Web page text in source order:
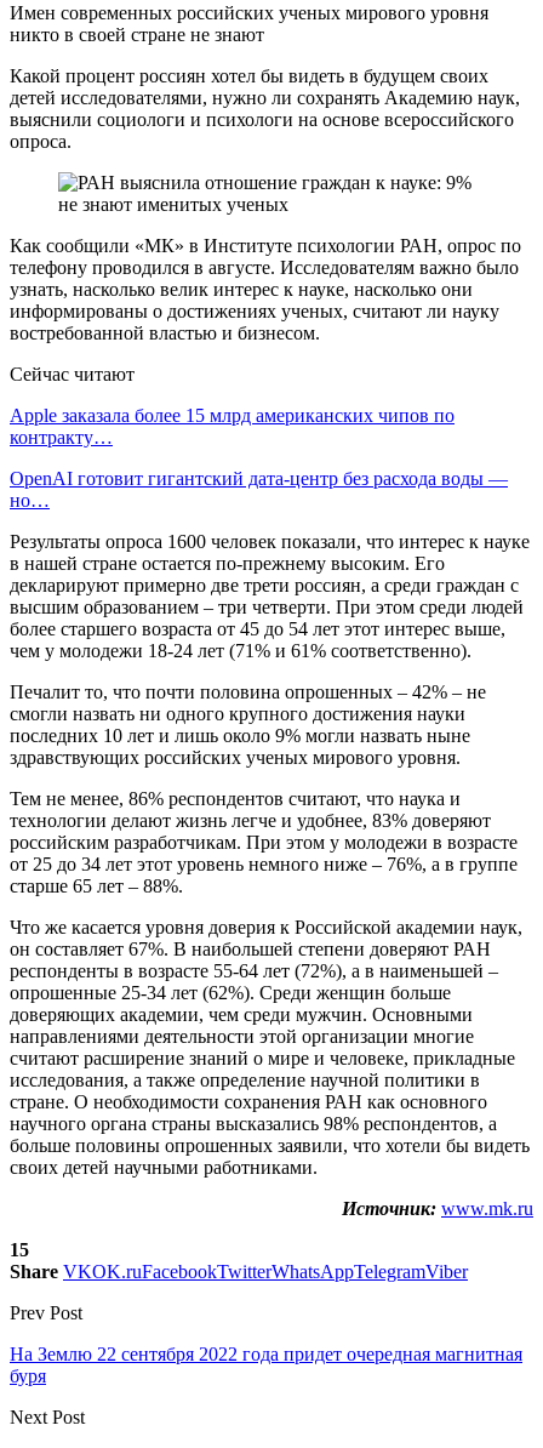
Имен современных российских ученых мирового уровня
никто в своей стране не знают
Какой процент россиян хотел бы видеть в будущем своих
детей исследователями, нужно ли сохранять Академию наук,
выяснили социологи и психологи на основе всероссийского
опроса.
Как сообщили «МК» в Институте психологии РАН, опрос по
телефону проводился в августе. Исследователям важно было
узнать, насколько велик интерес к науке, насколько они
информированы о достижениях ученых, считают ли науку
востребованной властью и бизнесом.
Сейчас читают
Apple заказала более 15 млрд американских чипов по
контракту…
OpenAI готовит гигантский дата-центр без расхода воды —
но…
Результаты опроса 1600 человек показали, что интерес к науке
в нашей стране остается по-прежнему высоким. Его
декларируют примерно две трети россиян, а среди граждан с
высшим образованием – три четверти. При этом среди людей
более старшего возраста от 45 до 54 лет этот интерес выше,
чем у молодежи 18-24 лет (71% и 61% соответственно).
Печалит то, что почти половина опрошенных – 42% – не
смогли назвать ни одного крупного достижения науки
последних 10 лет и лишь около 9% могли назвать ныне
здравствующих российских ученых мирового уровня.
Тем не менее, 86% респондентов считают, что наука и
технологии делают жизнь легче и удобнее, 83% доверяют
российским разработчикам. При этом у молодежи в возрасте
от 25 до 34 лет этот уровень немного ниже – 76%, а в группе
старше 65 лет – 88%.
Что же касается уровня доверия к Российской академии наук,
он составляет 67%. В наибольшей степени доверяют РАН
респонденты в возрасте 55-64 лет (72%), а в наименьшей –
опрошенные 25-34 лет (62%). Среди женщин больше
доверяющих академии, чем среди мужчин. Основными
направлениями деятельности этой организации многие
считают расширение знаний о мире и человеке, прикладные
исследования, а также определение научной политики в
стране. О необходимости сохранения РАН как основного
научного органа страны высказались 98% респондентов, а
больше половины опрошенных заявили, что хотели бы видеть
своих детей научными работниками.
Источник: www.mk.ru
15
Share VKOK.ruFacebookTwitterWhatsAppTelegramViber
Prev Post
На Землю 22 сентября 2022 года придет очередная магнитная
буря
Next Post